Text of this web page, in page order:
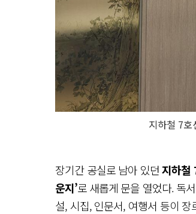
지하철 7
장기간 공실로 남아 있던지하철
운지’로 새롭게 문을 열었다. 독
설, 시집, 인문서, 여행서 등이